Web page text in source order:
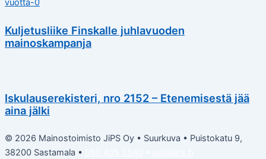
Kuljetusliike Finskalle juhlavuoden
mainoskampanja
Iskulauserekisteri, nro 2152 – Etenemisestä jää
aina jälki
© 2026 Mainostoimisto JiPS Oy • Suurkuva • Puistokatu 9,
38200 Sastamala •